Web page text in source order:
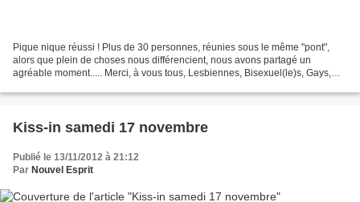
Pique nique réussi ! Plus de 30 personnes, réunies sous le même "pont",
alors que plein de choses nous différencient, nous avons partagé un
agréable moment..... Merci, à vous tous, Lesbiennes, Bisexuel(le)s, Gays,
Kiss-in samedi 17 novembre
Publié le 13/11/2012 à 21:12
Par Nouvel Esprit